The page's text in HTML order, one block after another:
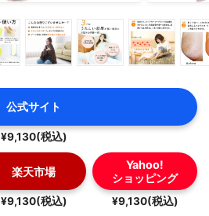
公式サイト
¥9,130(税込)
楽天市場
¥9,130(税込)
Yahoo!
ショッピング
¥9,130(税込)